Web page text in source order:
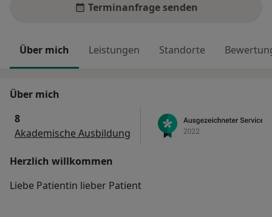
Terminanfrage senden
Über mich Leistungen Standorte
Über mich
8
Akademische Ausbildung
Herzlich willkommen
Liebe Patientin lieber Patient